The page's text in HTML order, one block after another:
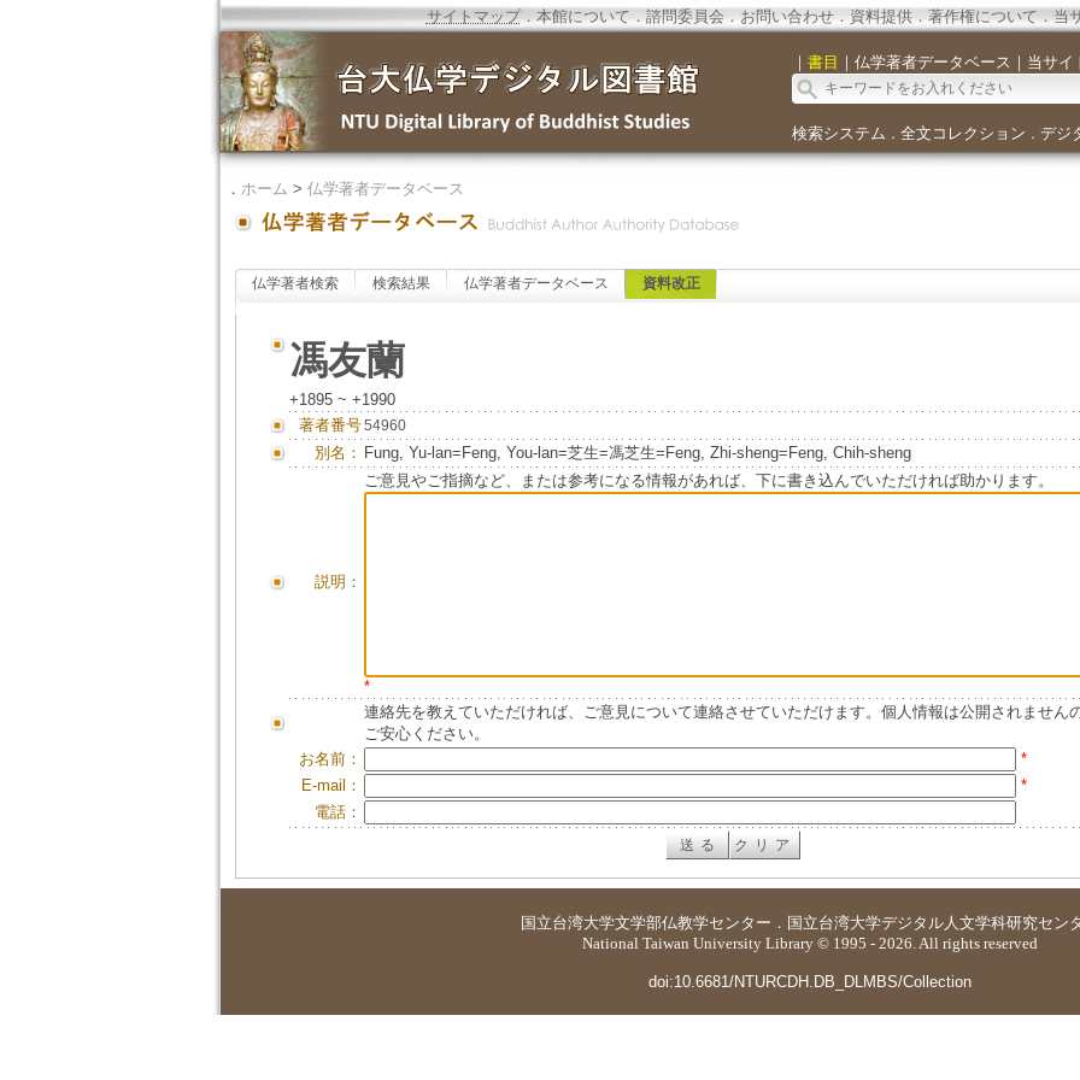
サイトマップ．本館について．諮問委員会． お問い合わせ． 資料提供．著作権について．当
｜ 書目 ｜ 仏学著者データベース ｜ 当サイ
検索システム ． 全文コレクション ． デジ
． ホーム > 仏学著者データベース
仏学著者検索 検索結果 仏学著者データベース 資料改正
馮友蘭
+1895 ~ +1990
著者番号54960
別名： Fung, Yu-lan=Feng, You-lan=芝生=馮芝生=Feng, Zhi-sheng=Feng, Chih-sheng
説明：
ご意見やご指摘など、または参考になる情報があれば、下に書き込んでいただければ助かります。
*
連絡先を教えていただければ、ご意見について連絡させていただけます。個人情報は公開されません
ご安心ください。
お名前：
*
E-mail：
*
電話：
国立台湾大学文学部仏教学センター ． 国立台湾大学デジタル人文学科研究セン
National Taiwan University Library © 1995 - 2026. All rights reserved
doi:10.6681/NTURCDH.DB_DLMBS/Collection